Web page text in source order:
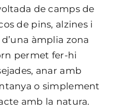
de camps de
de pins, alzines i
àmplia zona
permet fer-hi
anar amb
o simplement
amb la natura.